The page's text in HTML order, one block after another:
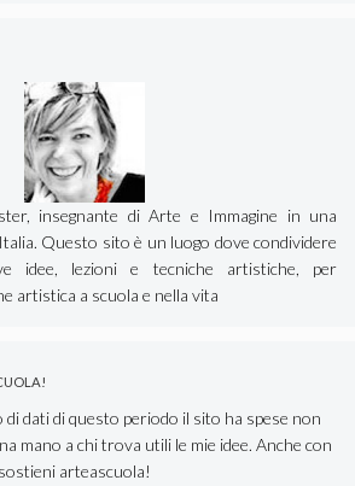
insegnante di Arte e Immagine in una
Questo sito è un luogo dove condividere
idee, lezioni e tecniche artistiche, per
artistica a scuola e nella vita
dati di questo periodo il sito ha spese non
mano a chi trova utili le mie idee. Anche con
arteascuola!